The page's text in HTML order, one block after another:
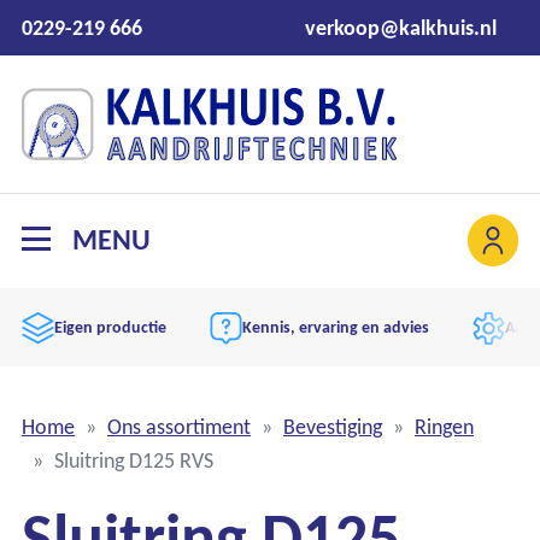
0229-219 666 verkoop@kalkhuis.nl
MENU
Eigen productie Kennis, ervaring en advies
Home Ons assortiment Bevestiging
Ringen
Sluitring D125 RVS